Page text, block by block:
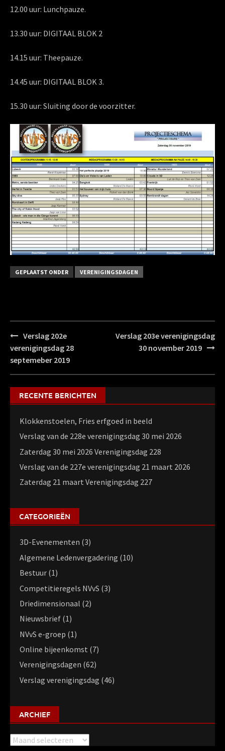
12.00 uur: Lunchpauze.
13.30 uur: DIGITAAL BLOK 2
14.15 uur: Theepauze.
14.45 uur: DIGITAAL BLOK 3.
15.30 uur: Sluiting door de voorzitter.
GEPLAATST ONDER VERENIGINGSDAGEN
Bericht
navigatie
Verslag 202e
verenigingsdag 28
septemeber 2019
Verslag 203e verenigingsdag
30 november 2019
RECENTE BERICHTEN
Klokkenstoelen, Fries erfgoed in beeld
Verslag van de 228e verenigingsdag 30 mei 2026
Zaterdag 30 mei 2026 Verenigingsdag 228
Verslag van de 227e verenigingsdag 21 maart 2026
Zaterdag 21 maart Verenigingsdag 227
CATEGORIEËN
3D-Evenementen (3)
Algemene Ledenvergadering (10)
Bestuur (1)
Competitieregels NVvS (3)
Driedimensionaal (2)
Nieuwsbrief (1)
NVvS e-groep (1)
Online bijeenkomst (7)
Verenigingsdagen (62)
Verslag verenigingsdag (46)
ARCHIEF
Archief